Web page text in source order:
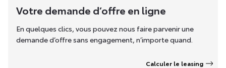
Votre demande d’offre en ligne
En quelques clics, vous pouvez nous faire parvenir une
demande d’offre sans engagement, n’importe quand.
Calculer le leasing